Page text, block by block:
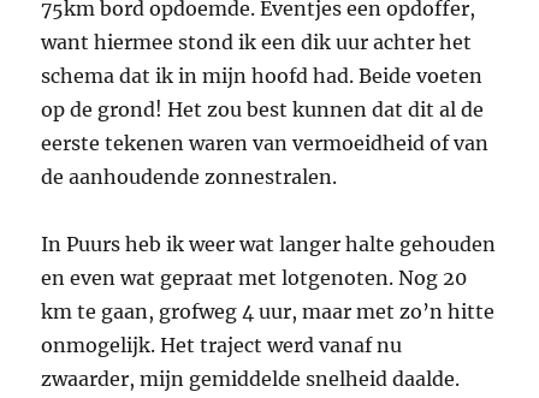
75km bord opdoemde. Eventjes een opdoffer,
want hiermee stond ik een dik uur achter het
schema dat ik in mijn hoofd had. Beide voeten
op de grond! Het zou best kunnen dat dit al de
eerste tekenen waren van vermoeidheid of van
de aanhoudende zonnestralen.
In Puurs heb ik weer wat langer halte gehouden
en even wat gepraat met lotgenoten. Nog 20
km te gaan, grofweg 4 uur, maar met zo’n hitte
onmogelijk. Het traject werd vanaf nu
zwaarder, mijn gemiddelde snelheid daalde.